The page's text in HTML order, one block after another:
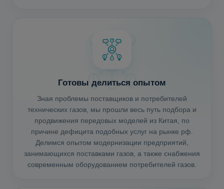
Готовы делиться опытом
Зная проблемы поставщиков и потребителей
технических газов, мы прошли весь путь подбора и
продвижения передовых моделей из Китая, по
причине дефицита подобных услуг на рынке рф.
Делимся опытом модернизации предприятий,
занимающихся поставками газов, а также снабжения
современным оборудованием потребителей газов.